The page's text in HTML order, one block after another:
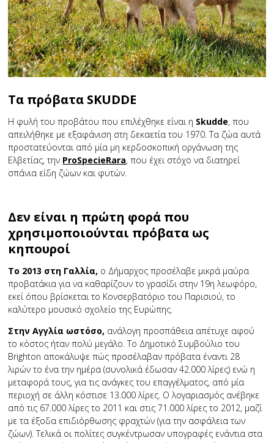
Τα πρόβατα SKUDDE
Η φυλή του προβάτου που επιλέχθηκε είναι η Skudde, που
απειλήθηκε με εξαφάνιση στη δεκαετία του 1970. Τα ζώα αυτά
προστατεύονται από μία μη κερδοσκοπική οργάνωση της
Ελβετίας, την ProSpecieRara, που έχει στόχο να διατηρεί
σπάνια είδη ζώων και φυτών.
Δεν είναι η πρώτη φορά που
χρησιμοποιούνται πρόβατα ως
κηπουροί
Το 2013 στη Γαλλία, ο Δήμαρχος προσέλαβε μικρά μαύρα
προβατάκια για να καθαρίζουν το γρασίδι στην 19η λεωφόρο,
εκεί όπου βρίσκεται το Κονσερβατόριο του Παρισιού, το
καλύτερο μουσικό σχολείο της Ευρώπης.
Στην Αγγλία ωστόσο, ανάλογη προσπάθεια απέτυχε αφού
το κόστος ήταν πολύ μεγάλο. Το Δημοτικό Συμβούλιο του
Brighton αποκάλυψε πώς προσέλαβαν πρόβατα έναντι 28
λιρών το ένα την ημέρα (συνολικά έδωσαν 42.000 λίρες) ενώ η
μεταφορά τους, για τις ανάγκες του επαγγέλματος, από μία
περιοχή σε άλλη κόστισε 13.000 λίρες. Ο λογαριασμός ανέβηκε
από τις 67.000 λίρες το 2011 και στις 71.000 λίρες το 2012, μαζί
με τα έξοδα επιδιόρθωσης φραχτών (για την ασφάλεια των
ζώων). Τελικά οι πολίτες συγκέντρωσαν υπογραφές ενάντια στα